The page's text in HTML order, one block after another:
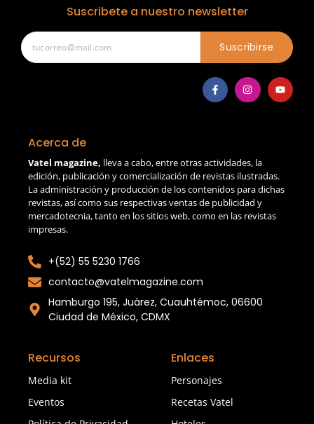
Suscribete a nuestro newsletter
Suscribirse
Acerca de
Vatel magazine, lleva a cabo, entre otras actividades, la
edición, publicación y comercialización de revistas ilustradas.
La administración y producción de los contenidos para dichas
revistas, así como sus respectivas ventas de publicidad y
mercadotecnia, tanto en los sitios web, como en las revistas
impresas.
+(52) 55 5230 1766
contacto@vatelmagazine.com
Hamburgo 195, Juárez, Cuauhtémoc, 06600
Ciudad de México, CDMX
Recursos
Media kit
Eventos
Enlaces
Personajes
Recetas Vatel